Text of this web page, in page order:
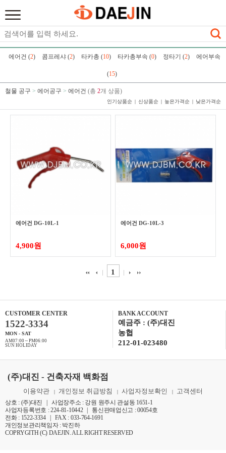
에어건 (2) 콤프레샤 (2) 타카총 (10) 타카총부속 (0) 정타기 (2) 에어부속
(15)
철물 공구 > 에어공구 > 에어건 (총 2개 상품)
인기상품순 신상품순 높은가격순 낮은가격순
에어건 DG-10L-1
4,900원
에어건 DG-10L-3
6,000원
1
CUSTOMER CENTER
1522-3334
MON - SAT
AM07:00 ~ PM06:00
SUN HOLIDAY
BANK ACCOUNT
예금주 : (주)대진
농협
212-01-023480
(주)대진 - 건축자재 백화점
이용약관 | 개인정보 취급방침 | 사업자정보확인 | 고객센터
상호 : (주)대진 | 사업장주소 : 강원 원주시 관설동 1651-1
사업자등록번호 : 224-81-10442 | 통신판매업신고 : 00054호
전화 : 1522-3334 | FAX : 033-764-1691
개인정보관리책임자 : 박진하
COPRYGITH (C) DAEJIN. ALL RIGHT RESERVED